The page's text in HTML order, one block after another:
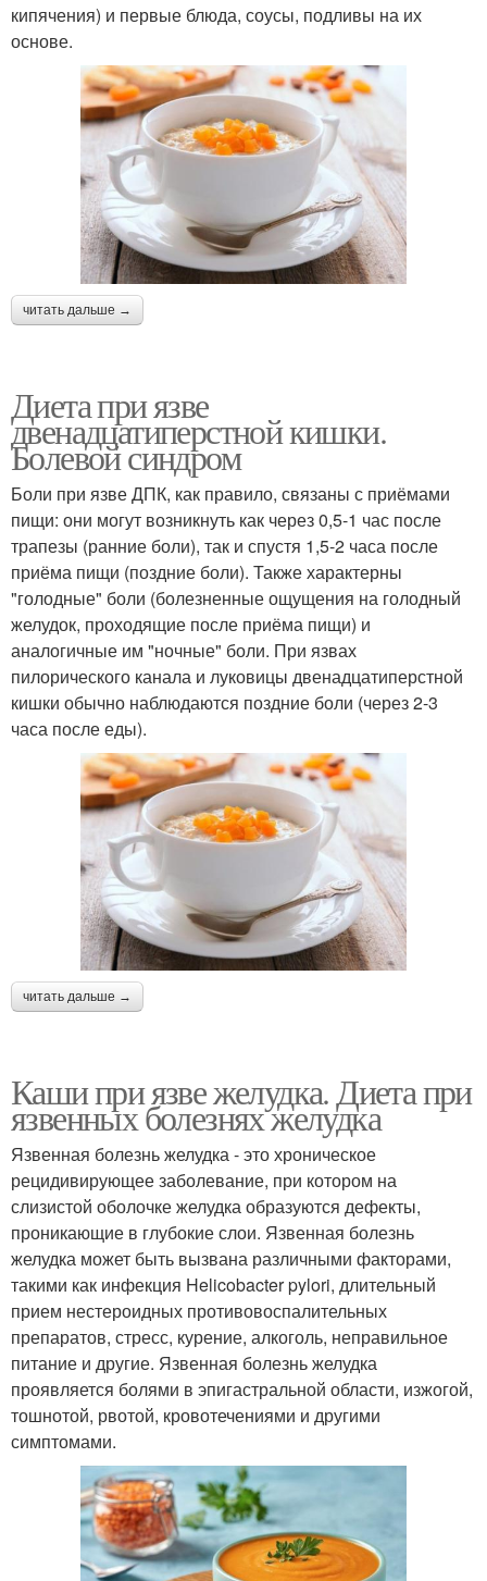
кипячения) и первые блюда, соусы, подливы на их
основе.
читать дальше →
Диета при язве
двенадцатиперстной кишки.
Болевой синдром
Боли при язве ДПК, как правило, связаны с приёмами
пищи: они могут возникнуть как через 0,5-1 час после
трапезы (ранние боли), так и спустя 1,5-2 часа после
приёма пищи (поздние боли). Также характерны
"голодные" боли (болезненные ощущения на голодный
желудок, проходящие после приёма пищи) и
аналогичные им "ночные" боли. При язвах
пилорического канала и луковицы двенадцатиперстной
кишки обычно наблюдаются поздние боли (через 2-3
часа после еды).
читать дальше →
Каши при язве желудка. Диета при
язвенных болезнях желудка
Язвенная болезнь желудка - это хроническое
рецидивирующее заболевание, при котором на
слизистой оболочке желудка образуются дефекты,
проникающие в глубокие слои. Язвенная болезнь
желудка может быть вызвана различными факторами,
такими как инфекция Helicobacter pylori, длительный
прием нестероидных противовоспалительных
препаратов, стресс, курение, алкоголь, неправильное
питание и другие. Язвенная болезнь желудка
проявляется болями в эпигастральной области, изжогой,
тошнотой, рвотой, кровотечениями и другими
симптомами.